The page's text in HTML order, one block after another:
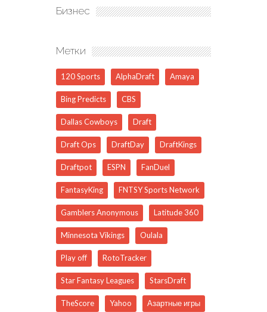
Бизнес
Метки
120 Sports AlphaDraft Amaya
Bing Predicts CBS
Dallas Cowboys Draft
Draft Ops DraftDay DraftKings
Draftpot ESPN FanDuel
FantasyKing FNTSY Sports Network
Gamblers Anonymous Latitude 360
Minnesota Vikings Oulala
Play off RotoTracker
Star Fantasy Leagues StarsDraft
TheScore Yahoo Азартные игры